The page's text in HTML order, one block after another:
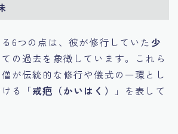
6つの点は、彼が修行していた 少
ての過去を象徴しています。これら
が伝統的な修行や儀式の一環とし
る「戒疤（かいはく）
」を表して